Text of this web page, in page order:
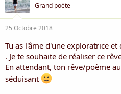
Grand poète
25 Octobre 2018
Tu as l'âme d'une exploratrice
. Je te souhaite de réaliser ce
En attendant, ton rêve/poème
séduisant